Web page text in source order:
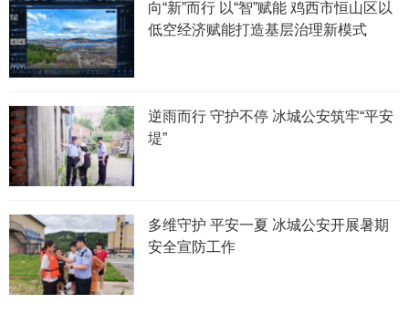
向“新”而行 以“智”赋能 鸡西市恒山区以
低空经济赋能打造基层治理新模式
逆雨而行 守护不停 冰城公安筑牢“平安
堤”
多维守护 平安一夏 冰城公安开展暑期
安全宣防工作